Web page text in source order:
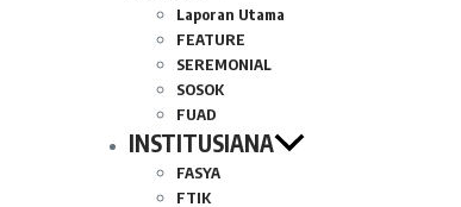
Laporan Utama
FEATURE
SEREMONIAL
SOSOK
FUAD
INSTITUSIANA
FASYA
FTIK